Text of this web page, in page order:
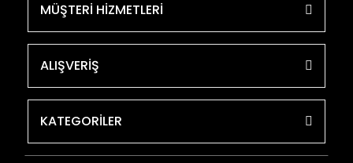
MÜŞTERİ HİZMETLERİ
ALIŞVERİŞ
KATEGORİLER